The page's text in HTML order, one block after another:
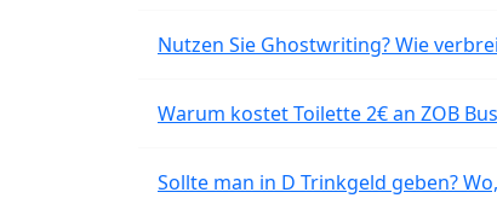
Nutzen Sie Ghostwriting? Wie
Warum kostet Toilette 2€ an ZOB
Sollte man in D Trinkgeld geben?